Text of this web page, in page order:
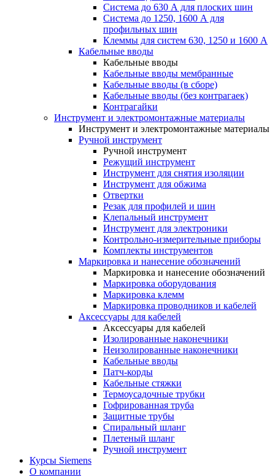
Система до 630 А для плоских шин
Система до 1250, 1600 А для
профильных шин
Клеммы для систем 630, 1250 и 1600 А
Кабельные вводы
Кабельные вводы
Кабельные вводы мембранные
Кабельные вводы (в сборе)
Кабельные вводы (без контрагаек)
Контрагайки
Инструмент и электромонтажные материалы
Инструмент и электромонтажные материалы
Ручной инструмент
Ручной инструмент
Режущий инструмент
Инструмент для снятия изоляции
Инструмент для обжима
Отвертки
Резак для профилей и шин
Клепальный инструмент
Инструмент для электроники
Контрольно-измерительные приборы
Комплекты инструментов
Маркировка и нанесение обозначений
Маркировка и нанесение обозначений
Маркировка оборудования
Маркировка клемм
Маркировка проводников и кабелей
Аксессуары для кабелей
Аксессуары для кабелей
Изолированные наконечники
Неизолированные наконечники
Кабельные вводы
Патч-корды
Кабельные стяжки
Термоусадочные трубки
Гофрированная труба
Защитные трубы
Спиральный шланг
Плетеный шланг
Ручной инструмент
Курсы Siemens
О компании